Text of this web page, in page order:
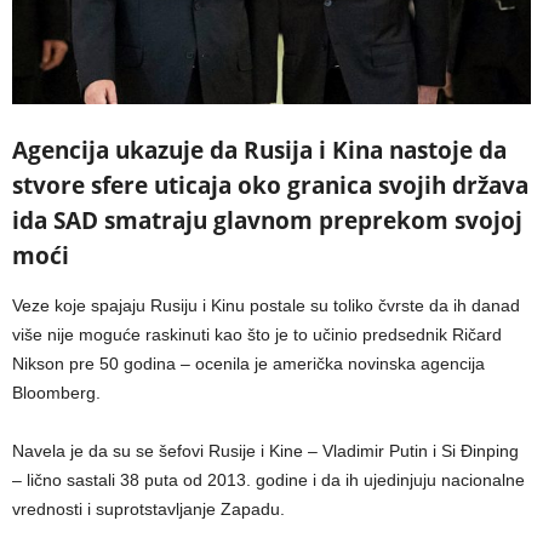
Agencija ukazuje da Rusija i Kina nastoje da
stvore sfere uticaja oko granica svojih država
ida SAD smatraju glavnom preprekom svojoj
moći
Veze koje spajaju Rusiju i Kinu postale su toliko čvrste da ih danad
više nije moguće raskinuti kao što je to učinio predsednik Ričard
Nikson pre 50 godina – ocenila je američka novinska agencija
Bloomberg.
Navela je da su se šefovi Rusije i Kine – Vladimir Putin i Si Đinping
– lično sastali 38 puta od 2013. godine i da ih ujedinjuju nacionalne
vrednosti i suprotstavljanje Zapadu.